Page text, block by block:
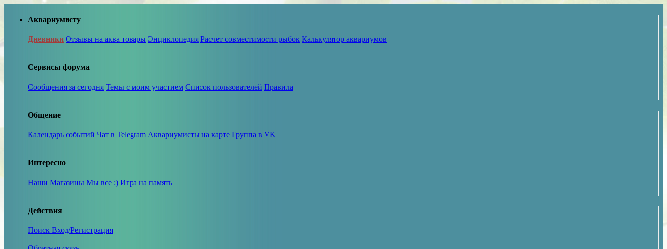
Аквариумисту
Дневники Отзывы на аква товары Энциклопедия Расчет совместимости рыбок Калькулятор аквариумов
Сервисы форума
Сообщения за сегодня Темы с моим участием Список пользователей Правила
Общение
Календарь событий Чат в Telegram Аквариумисты на карте Группа в VK
Интересно
Наши Магазины Мы все :) Игра на память
Действия
Поиск Вход/Регистрация